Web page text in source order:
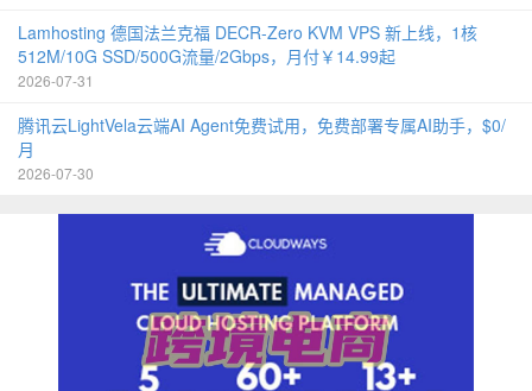
Lamhosting 德国法兰克福 DECR-Zero KVM VPS 新上线，1核
512M/10G SSD/500G流量/2Gbps，月付￥14.99起
2026-07-31
腾讯云LightVela云端AI Agent免费试用，免费部署专属AI助手，$0/
月
2026-07-30